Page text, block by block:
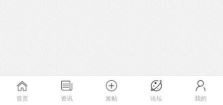
首页 资讯 发帖 论坛 我的